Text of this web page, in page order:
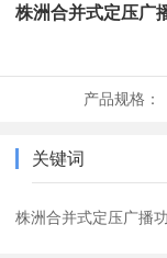
株洲合并式定压广
产品规格：
关键词
株洲合并式定压广播